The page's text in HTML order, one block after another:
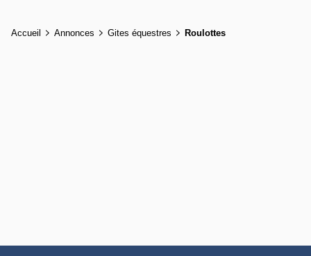
Accueil Annonces Gites équestres Roulottes